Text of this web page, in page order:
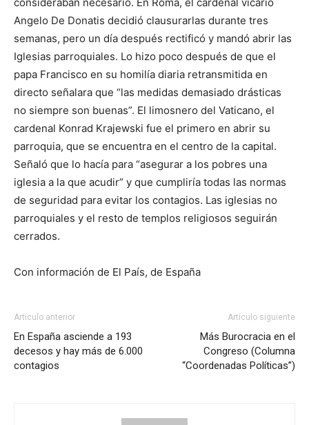
Angelo De Donatis decidió clausurarlas durante tres
semanas, pero un día después rectificó y mandó abrir las
Iglesias parroquiales. Lo hizo poco después de que el
papa Francisco en su homilía diaria retransmitida en
directo señalara que “las medidas demasiado drásticas
no siempre son buenas”. El limosnero del Vaticano, el
cardenal Konrad Krajewski fue el primero en abrir su
parroquia, que se encuentra en el centro de la capital.
Señaló que lo hacía para “asegurar a los pobres una
iglesia a la que acudir” y que cumpliría todas las normas
de seguridad para evitar los contagios. Las iglesias no
parroquiales y el resto de templos religiosos seguirán
cerrados.
Con información de El País, de España
Artículo anterior
En España asciende a 193
decesos y hay más de 6.000
contagios
Artículo siguiente
Más Burocracia en el
Congreso (Columna
“Coordenadas Políticas”)